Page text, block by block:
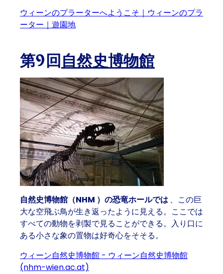
ウィーンのプラーターへようこそ｜ウィーンのプラ
ーター｜遊園地
第9回自然史博物館
自然史博物館（NHM ）の恐竜ホールでは 、この巨
大な空飛ぶ鳥が生き返ったように見える。ここでは
すべての動物を剥製で見ることができる。入り口に
ある小さな象の置物は好奇心をそそる。
ウィーン自然史博物館 - ウィーン自然史博物館
(nhm-wien.ac.at)